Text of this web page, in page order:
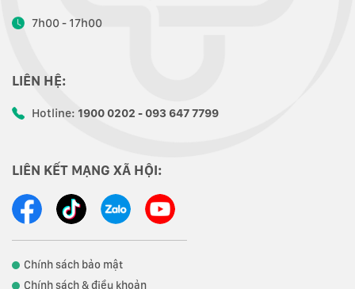
7h00 - 17h00
LIÊN HỆ:
Hotline: 1900 0202 - 093 647 7799
LIÊN KẾT MẠNG XÃ HỘI:
Chính sách bảo mật
Chính sách & điều khoản